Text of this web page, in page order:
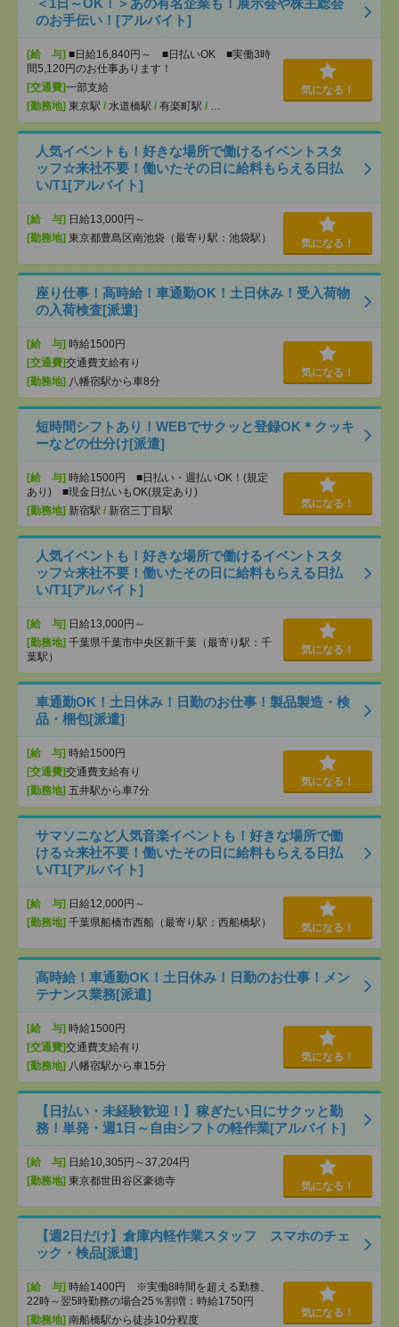
＜1日～OK！＞あの有名企業も！展示会や株主総会
のお手伝い！[アルバイト]
[給 与] ■日給16,840円～ ■日払いOK ■実働3時
間5,120円のお仕事あります！
[交通費]一部支給
[勤務地] 東京駅 / 水道橋駅 / 有楽町駅 / …
気になる！
人気イベントも！好きな場所で働けるイベントスタ
ッフ☆来社不要！働いたその日に給料もらえる日払
い/T1[アルバイト]
[給 与] 日給13,000円～
[勤務地] 東京都豊島区南池袋（最寄り駅：池袋駅） 気になる！
座り仕事！高時給！車通勤OK！土日休み！受入荷物
の入荷検査[派遣]
[給 与] 時給1500円
[交通費]交通費支給有り
[勤務地] 八幡宿駅から車8分
気になる！
短時間シフトあり！WEBでサクッと登録OK＊クッキ
ーなどの仕分け[派遣]
[給 与] 時給1500円 ■日払い・週払いOK！(規定
あり) ■現金日払いもOK(規定あり)
[勤務地] 新宿駅 / 新宿三丁目駅
気になる！
人気イベントも！好きな場所で働けるイベントスタ
ッフ☆来社不要！働いたその日に給料もらえる日払
い/T1[アルバイト]
[給 与] 日給13,000円～
[勤務地] 千葉県千葉市中央区新千葉（最寄り駅：千
葉駅）
気になる！
車通勤OK！土日休み！日勤のお仕事！製品製造・検
品・梱包[派遣]
[給 与] 時給1500円
[交通費]交通費支給有り
[勤務地] 五井駅から車7分
気になる！
サマソニなど人気音楽イベントも！好きな場所で働
ける☆来社不要！働いたその日に給料もらえる日払
い/T1[アルバイト]
[給 与] 日給12,000円～
[勤務地] 千葉県船橋市西船（最寄り駅：西船橋駅） 気になる！
高時給！車通勤OK！土日休み！日勤のお仕事！メン
テナンス業務[派遣]
[給 与] 時給1500円
[交通費]交通費支給有り
[勤務地] 八幡宿駅から車15分
気になる！
【日払い・未経験歓迎！】稼ぎたい日にサクッと勤
務！単発・週1日～自由シフトの軽作業[アルバイト]
[給 与] 日給10,305円～37,204円
[勤務地] 東京都世田谷区豪徳寺 気になる！
【週2日だけ】倉庫内軽作業スタッフ スマホのチェ
ック・検品[派遣]
[給 与] 時給1400円 ※実働8時間を超える勤務、
22時～翌5時勤務の場合25％割増：時給1750円
[勤務地] 南船橋駅から徒歩10分程度
気になる！